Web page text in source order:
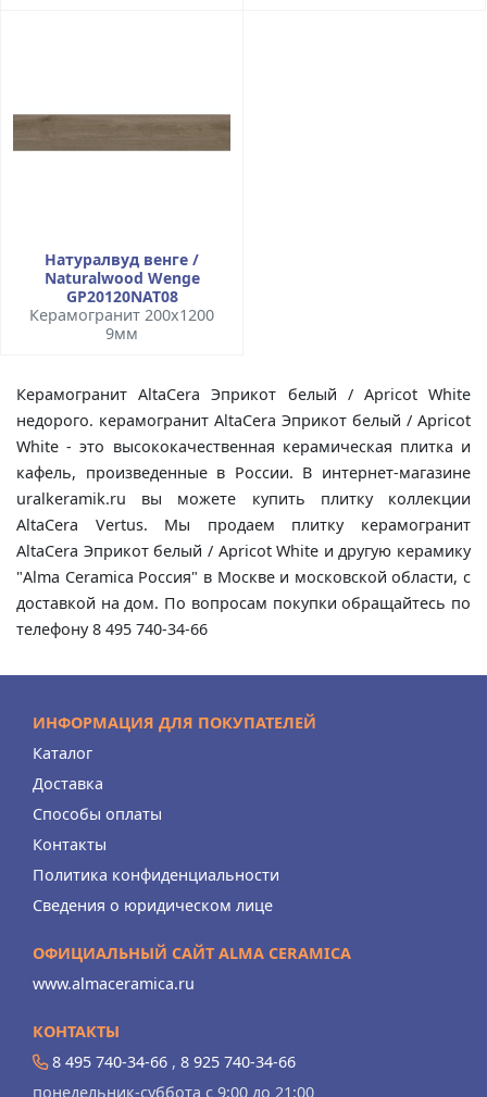
Натуралвуд венге /
Naturalwood Wenge
GP20120NAT08
Керамогранит 200x1200
9мм
Керамогранит AltaCera Эприкот белый / Apricot White
недорого. керамогранит AltaCera Эприкот белый / Apricot
White - это высококачественная керамическая плитка и
кафель, произведенные в России. В интернет-магазине
uralkeramik.ru вы можете купить плитку коллекции
AltaCera Vertus. Мы продаем плитку керамогранит
AltaCera Эприкот белый / Apricot White и другую керамику
"Alma Ceramica Россия" в Москве и московской области, с
доставкой на дом. По вопросам покупки обращайтесь по
телефону 8 495 740-34-66
ИНФОРМАЦИЯ ДЛЯ ПОКУПАТЕЛЕЙ
Каталог
Доставка
Способы оплаты
Контакты
Политика конфиденциальности
Сведения о юридическом лице
ОФИЦИАЛЬНЫЙ САЙТ ALMA CERAMICA
www.almaceramica.ru
КОНТАКТЫ
8 495 740-34-66 , 8 925 740-34-66
понедельник-суббота с 9:00 до 21:00